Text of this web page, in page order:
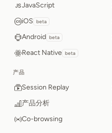
JavaScript
iOS beta
Android beta
React Native beta
产品
Session Replay
产品分析
Co-browsing